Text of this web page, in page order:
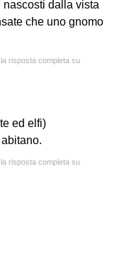
dalla vista
che uno gnomo
risposta completa su
ed elfi)
risposta completa su